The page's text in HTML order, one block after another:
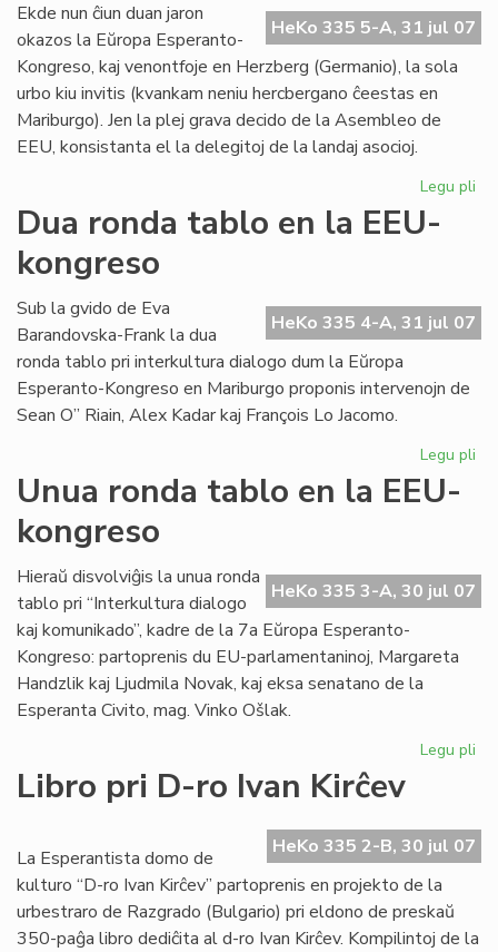
HeKo 335 5-A, 31 jul 07
Ekde nun ĉiun duan jaron
okazos la Eŭropa Esperanto-
Kongreso, kaj venontfoje en Herzberg (Germanio), la sola
urbo kiu invitis (kvankam neniu hercbergano ĉeestas en
Mariburgo). Jen la plej grava decido de la Asembleo de
EEU, konsistanta el la delegitoj de la landaj asocioj.
Legu pli
Dua ronda tablo en la EEU-
kongreso
HeKo 335 4-A, 31 jul 07
Sub la gvido de Eva
Barandovska-Frank la dua
ronda tablo pri interkultura dialogo dum la Eŭropa
Esperanto-Kongreso en Mariburgo proponis intervenojn de
Sean O” Riain, Alex Kadar kaj François Lo Jacomo.
Legu pli
la
Unua ronda tablo en la EEU-
kongreso
HeKo 335 3-A, 30 jul 07
Hieraŭ disvolviĝis la unua ronda
tablo pri “Interkultura dialogo
kaj komunikado”, kadre de la 7a Eŭropa Esperanto-
Kongreso: partoprenis du EU-parlamentaninoj, Margareta
Handzlik kaj Ljudmila Novak, kaj eksa senatano de la
Esperanta Civito, mag. Vinko Ošlak.
Legu pli
la
Libro pri D-ro Ivan Kirĉev
HeKo 335 2-B, 30 jul 07
La Esperantista domo de
kulturo “D-ro Ivan Kirĉev” partoprenis en projekto de la
urbestraro de Razgrado (Bulgario) pri eldono de preskaŭ
350-paĝa libro dediĉita al d-ro Ivan Kirĉev. Kompilintoj de la